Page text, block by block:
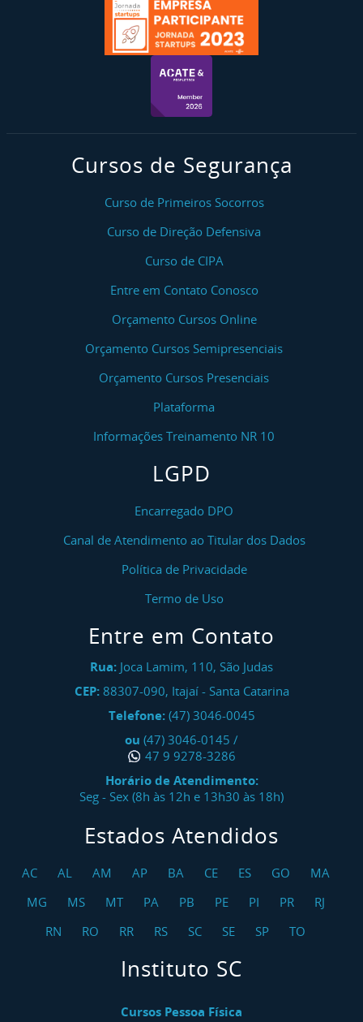
Cursos de Segurança
Curso de Primeiros Socorros
Curso de Direção Defensiva
Curso de CIPA
Entre em Contato Conosco
Orçamento Cursos Online
Orçamento Cursos Semipresenciais
Orçamento Cursos Presenciais
Plataforma
Informações Treinamento NR 10
LGPD
Encarregado DPO
Canal de Atendimento ao Titular dos Dados
Política de Privacidade
Termo de Uso
Entre em Contato
Rua: Joca Lamim, 110, São Judas
CEP: 88307-090, Itajaí- Santa Catarina
Telefone: (47) 3046-0045
ou (47) 3046-0145 /
47 9 9278-3286
Horário de Atendimento:
Seg - Sex (8h às 12h e 13h30 às 18h)
Estados Atendidos
AC AL AM AP BA CE ES GO
MA
MG
MS MT PA PB PE PI PR
RJ
RN
RO RR RS SC SE SP TO
Instituto SC
Cursos Pessoa Física